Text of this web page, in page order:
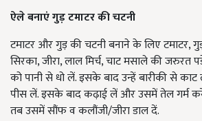
ऐले बनाएं गुड़ टमाटर की चटनी
टमाटर और गुड़ की चटनी बनाने के लिए टमाटर,
सिरका, जीरा, लाल मिर्च, चाट मसाले की जरुरत
को पानी से धो लें. इसके बाद उन्हें बारीकी से
पीस लें. इसके बाद कढ़ाई लें और उसमें तेल गर्म
तब उसमें सौंफ व कलौंजी/जीरा डाल दें.